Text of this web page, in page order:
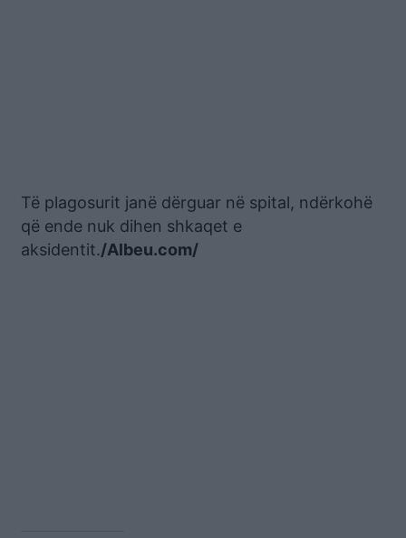
Të plagosurit janë dërguar në spital, ndërkohë
që ende nuk dihen shkaqet e
aksidentit./Albeu.com/